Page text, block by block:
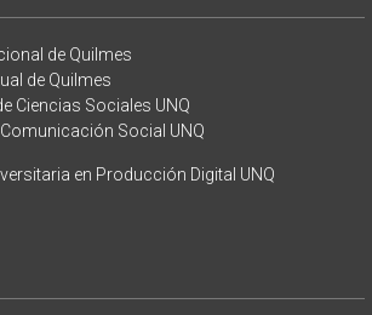
de Quilmes
de Quilmes
Ciencias Sociales UNQ
Social UNQ
en Producción Digital UNQ